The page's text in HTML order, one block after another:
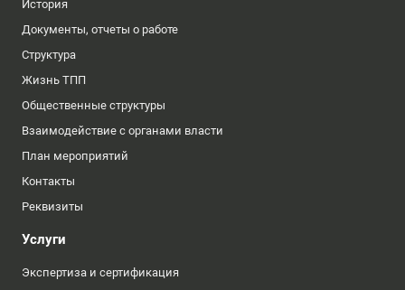
История
Документы, отчеты о работе
Структура
Жизнь ТПП
Общественные структуры
Взаимодействие с органами власти
План мероприятий
Контакты
Реквизиты
Услуги
Экспертиза и сертификация